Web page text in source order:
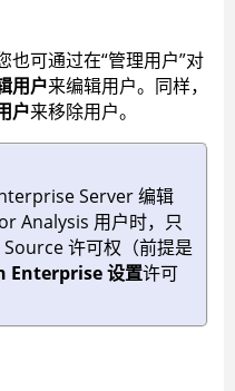
也可通过在“管理用户”对
用户来编辑用户。同样，
户来移除用户。
Server编辑
Analysis 用户时，只
Source许可权（前提是
Enterprise 设置许可